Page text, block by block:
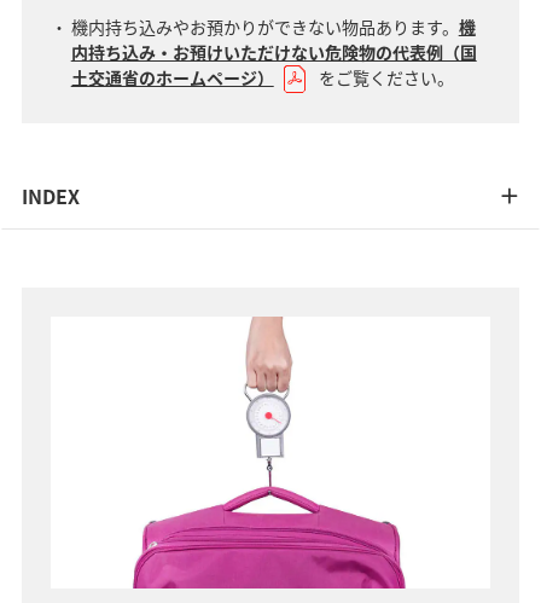
機内持ち込みやお預かりができない物品あります。 機
内持ち込み・お預けいただけない危険物の代表例（国
土交通省のホームページ）
をご覧ください。
INDEX